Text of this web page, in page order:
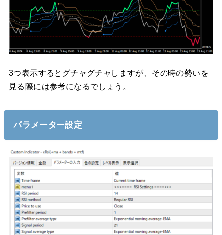
3つ表示するとグチャグチャしますが、その時の勢いを
見る際には参考になるでしょう。
パラメーター設定